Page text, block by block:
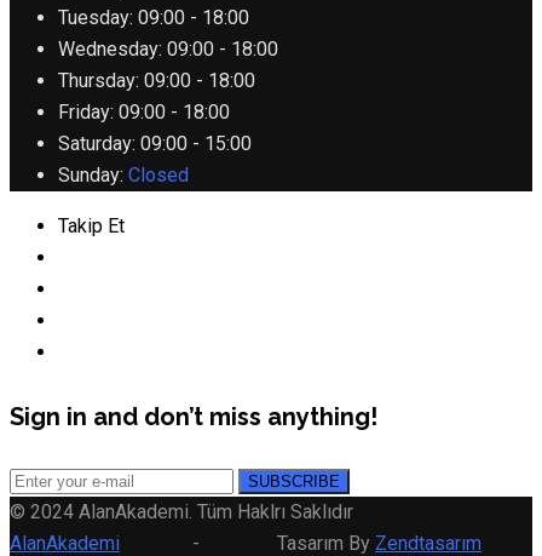
Tuesday: 09:00 - 18:00
Wednesday: 09:00 - 18:00
Thursday: 09:00 - 18:00
Friday: 09:00 - 18:00
Saturday: 09:00 - 15:00
Sunday: Closed
Takip Et
Sign in and don’t miss anything!
© 2024 AlanAkademi. Tüm Haklrı Saklıdır
AlanAkademi - Tasarım By Zendtasarım